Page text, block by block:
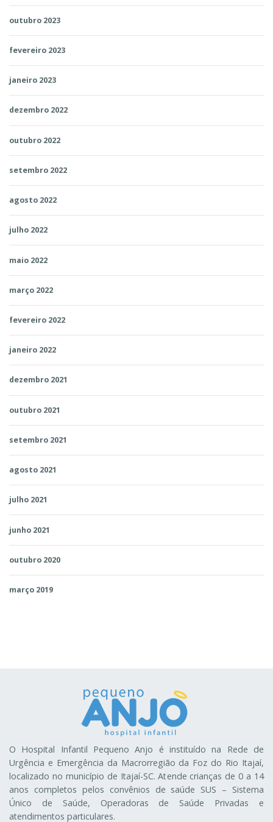
outubro 2023
fevereiro 2023
janeiro 2023
dezembro 2022
outubro 2022
setembro 2022
agosto 2022
julho 2022
maio 2022
março 2022
fevereiro 2022
janeiro 2022
dezembro 2021
outubro 2021
setembro 2021
agosto 2021
julho 2021
junho 2021
outubro 2020
março 2019
O Hospital Infantil Pequeno Anjo é instituído na Rede de
Urgência e Emergência da Macrorregião da Foz do Rio Itajaí,
localizado no município de Itajaí-SC. Atende crianças de 0 a 14
anos completos pelos convênios de saúde SUS – Sistema
Único de Saúde, Operadoras de Saúde Privadas e
atendimentos particulares.